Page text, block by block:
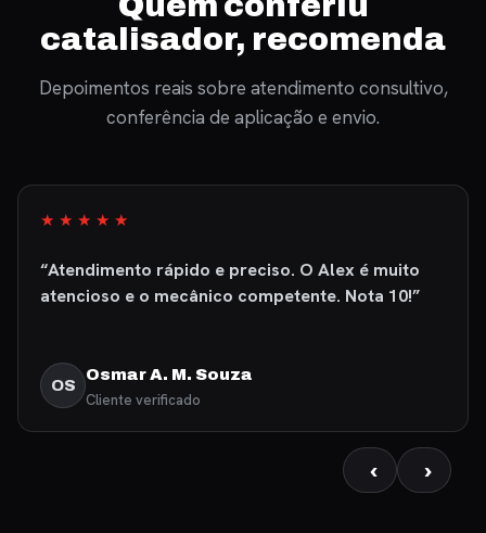
catalisador, recomenda
Depoimentos reais sobre atendimento consultivo,
conferência de aplicação e envio.
★★★★★
“Atendimento rápido e preciso. O Alex é muito
atencioso e o mecânico competente. Nota 10!”
OS
Osmar A. M. Souza
Cliente verificado
‹ ›